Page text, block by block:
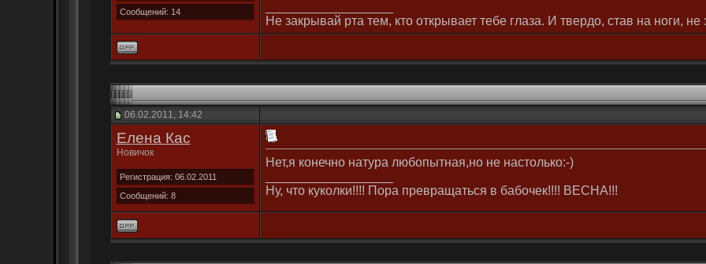
Сообщений: 14
Не закрывай рта тем, кто открывает тебе глаза. И твердо, став на ноги,
06.02.2011, 14:42
Елена Кас
Новичок
Регистрация: 06.02.2011
Сообщений: 8
Нет,я конечно натура любопытная,но не настолько:-)
Ну, что куколки!!!! Пора превращаться в бабочек!!!! ВЕСНА!!!